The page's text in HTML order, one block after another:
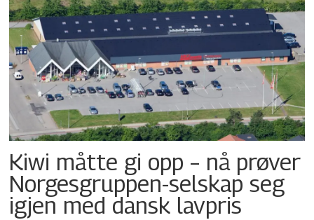
Kiwi måtte gi opp – nå prøver
Norgesgruppen-selskap seg
igjen med dansk lavpris